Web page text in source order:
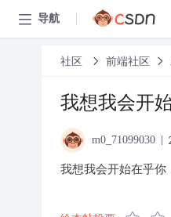
导航
社区 前端社区
我想我会开
m0_71099030
我想我会开始在乎你